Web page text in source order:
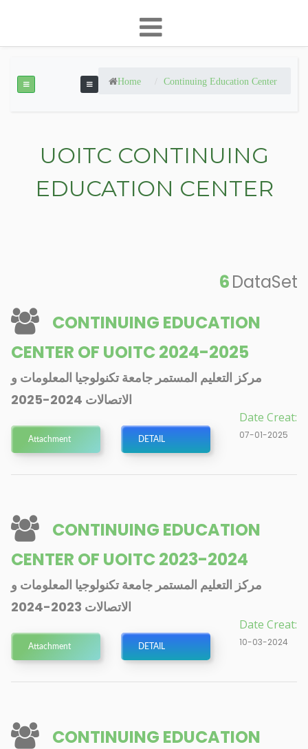
Home Continuing Education Center
UOITC CONTINUING
EDUCATION CENTER
6DataSet
CONTINUING EDUCATION
CENTER OF UOITC 2024-2025
مركز التعليم المستمر جامعة تكنولوجيا المعلومات و
الاتصالات 2024-2025
Date Creat:
07-01-2025
Attachment DETAIL
CONTINUING EDUCATION
CENTER OF UOITC 2023-2024
مركز التعليم المستمر جامعة تكنولوجيا المعلومات و
الاتصالات 2023-2024
Date Creat:
10-03-2024
Attachment DETAIL
CONTINUING EDUCATION